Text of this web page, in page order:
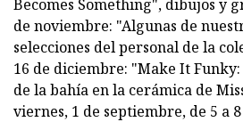
Becomes Something", dibujos y
de noviembre: "Algunas de
selecciones del personal de la
16 de diciembre: "Make It
de la bahía en la cerámica de
viernes, 1 de septiembre, de 5 a